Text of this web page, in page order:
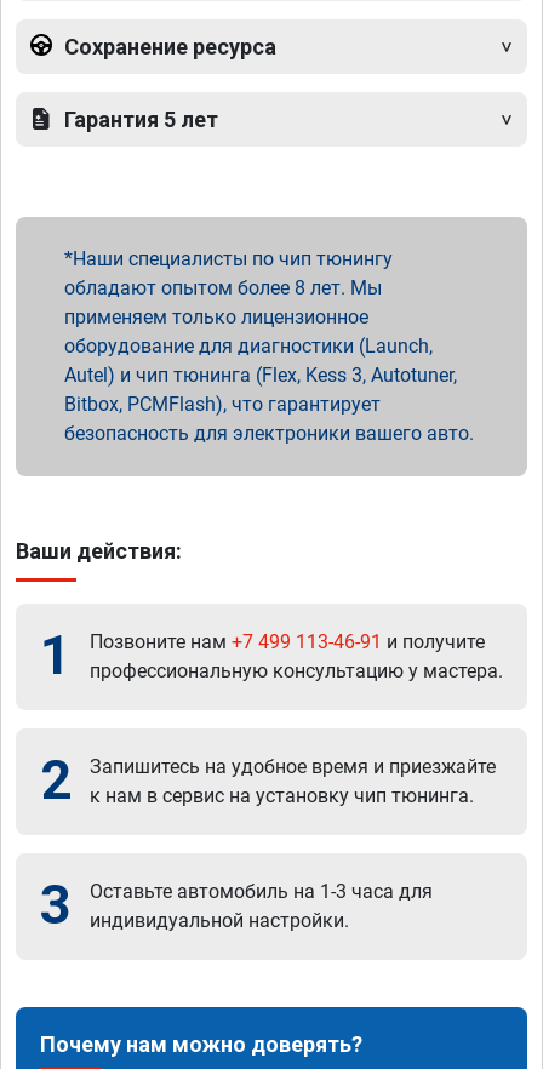
Сохранение ресурса
Гарантия 5 лет
Наши специалисты по чип тюнингу
обладают опытом более 8 лет. Мы
применяем только лицензионное
оборудование для диагностики (Launch,
Autel) и чип тюнинга (Flex, Kess 3, Autotuner,
Bitbox, PCMFlash), что гарантирует
безопасность для электроники вашего авто.
Ваши действия:
1 Позвоните нам +7 499 113-46-91 и получите
профессиональную консультацию у мастера.
2
Запишитесь на удобное время и приезжайте
к нам в сервис на установку чип тюнинга.
3
Оставьте автомобиль на 1-3 часа для
индивидуальной настройки.
Почему нам можно доверять?